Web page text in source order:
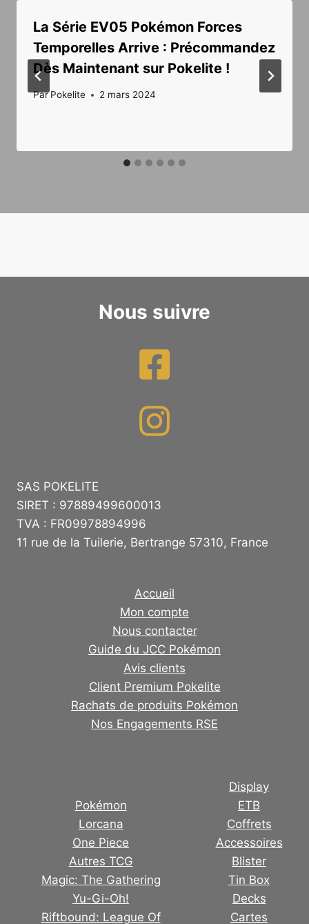
La Série EV05 Pokémon Forces
Temporelles Arrive : Précommandez
Dès Maintenant sur Pokelite !
Par Pokelite 2 mars 2024
Nous suivre
SAS POKELITE
SIRET : 97889499600013
TVA : FR09978894996
11 rue de la Tuilerie, Bertrange 57310, France
Accueil
Mon compte
Nous contacter
Guide du JCC Pokémon
Avis clients
Client Premium Pokelite
Rachats de produits Pokémon
Nos Engagements RSE
Pokémon
Lorcana
One Piece
Autres TCG
Magic: The Gathering
Yu-Gi-Oh!
Riftbound: League Of
Display
ETB
Coffrets
Accessoires
Blister
Tin Box
Decks
Cartes